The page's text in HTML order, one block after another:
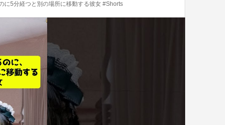
に5分経つと別の場所に移動する彼女 #Shorts